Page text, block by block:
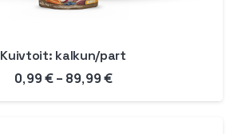
Kuivtoit: kalkun/part
0,99€ – 89,99€Hinnavahemik:
0,99 €